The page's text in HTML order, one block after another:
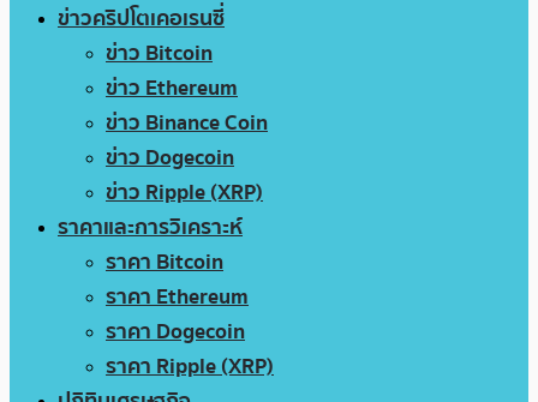
ข่าวคริปโตเคอเรนซี่
ข่าว Bitcoin
ข่าว Ethereum
ข่าว Binance Coin
ข่าว Dogecoin
ข่าว Ripple (XRP)
ราคาและการวิเคราะห์
ราคา Bitcoin
ราคา Ethereum
ราคา Dogecoin
ราคา Ripple (XRP)